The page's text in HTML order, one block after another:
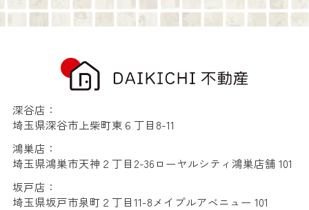
深谷店：
埼玉県深谷市上柴町東６丁目8-11
鴻巣店：
埼玉県鴻巣市天神２丁目2-36ローヤルシティ鴻巣店舗 101
坂戸店：
埼玉県坂戸市泉町２丁目11-8メイプルアベニュー 101